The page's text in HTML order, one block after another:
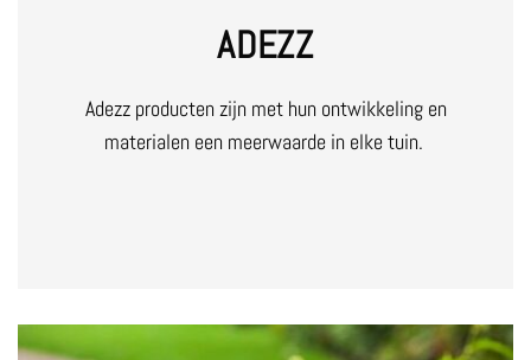
ADEZZ
Adezz producten zijn met hun ontwikkeling en
materialen een meerwaarde in elke tuin.